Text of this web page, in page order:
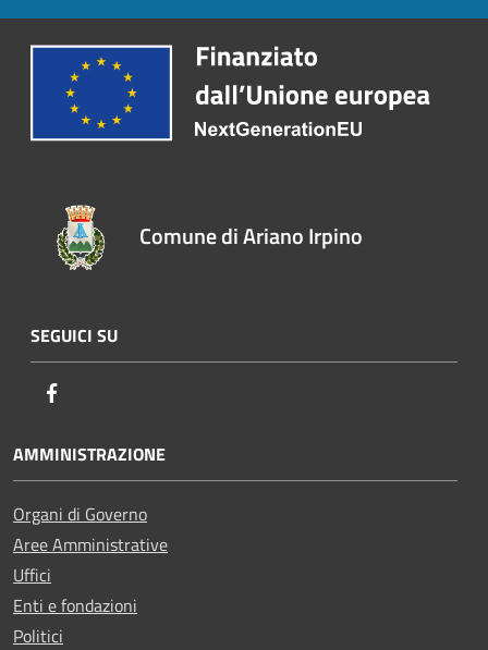
Comune di Ariano Irpino
SEGUICI SU
AMMINISTRAZIONE
Organi di Governo
Aree Amministrative
Uffici
Enti e fondazioni
Politici